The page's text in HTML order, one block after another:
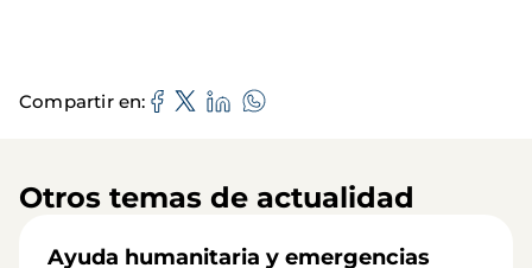
Compartir en
Otros temas de actualidad
Ayuda humanitaria y emergencias